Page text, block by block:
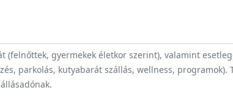
(felnőttek, gyermekek életkor szerint), valamint
parkolás, kutyabarát szállás, wellness, programok).